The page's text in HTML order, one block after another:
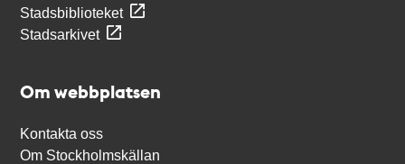
Stadsbiblioteket
Stadsarkivet
Om webbplatsen
Kontakta oss
Om Stockholmskällan